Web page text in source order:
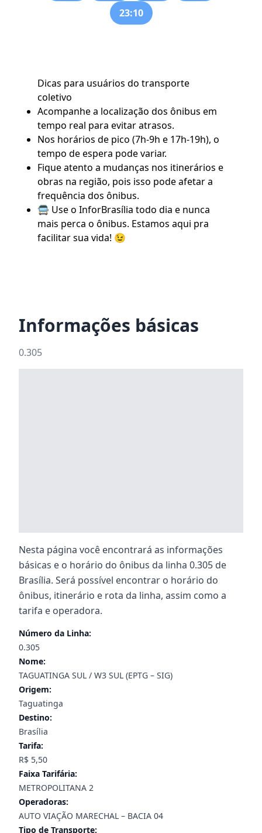
23:10
Dicas para usuários do transporte
coletivo
Acompanhe a localização dos ônibus em
tempo real para evitar atrasos.
Nos horários de pico (7h-9h e 17h-19h), o
tempo de espera pode variar.
Fique atento a mudanças nos itinerários e
obras na região, pois isso pode afetar a
frequência dos ônibus.
🚍 Use o InforBrasília todo dia e nunca
mais perca o ônibus. Estamos aqui pra
facilitar sua vida! 😉
Informações básicas
0.305
Nesta página você encontrará as informações
básicas e o horário do ônibus da linha 0.305 de
Brasília. Será possível encontrar o horário do
ônibus, itinerário e rota da linha, assim como a
tarifa e operadora.
Número da Linha:
0.305
Nome:
TAGUATINGA SUL / W3 SUL (EPTG – SIG)
Origem:
Taguatinga
Destino:
Brasília
Tarifa:
R$ 5,50
Faixa Tarifária:
METROPOLITANA 2
Operadoras:
AUTO VIAÇÃO MARECHAL – BACIA 04
Tipo de Transporte: